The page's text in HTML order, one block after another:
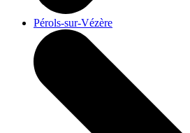
Pérols-sur-Vézère